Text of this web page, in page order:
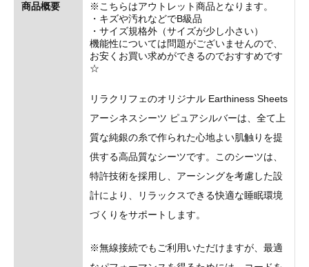
商品概要
※こちらはアウトレット商品となります。
・キズや汚れなどでB級品
・サイズ規格外（サイズが少し小さい）
機能性については問題がございませんので、
お安くお買い求めができるのでおすすめです
☆
リラクリフェのオリジナル Earthiness Sheets
アーシネスシーツ ピュアシルバーは、全て上
質な純銀の糸で作られた心地よい肌触りを提
供する高品質なシーツです。このシーツは、
特許技術を採用し、アーシングを考慮した設
計により、リラックスできる快適な睡眠環境
づくりをサポートします。
※無線接続でもご利用いただけますが、最適